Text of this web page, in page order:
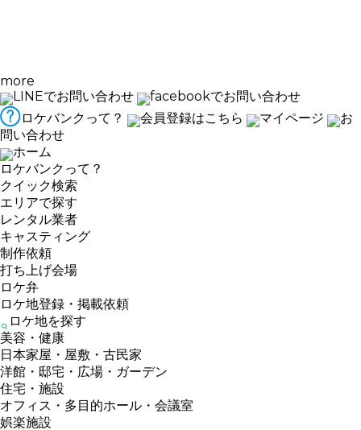
more
LINEでお問い合わせ
facebookでお問い合わせ
ロケバンクって？
会員登録はこちら マイページ
お
問い合わせ
ホーム
ロケバンクって？
クイック検索
エリアで探す
レンタル業者
キャスティング
制作依頼
打ち上げ会場
ロケ弁
ロケ地登録・掲載依頼
ロケ地を探す
美容・健康
日本家屋・屋敷・古民家
洋館・邸宅・広場・ガーデン
住宅・施設
オフィス・多目的ホール・会議室
娯楽施設